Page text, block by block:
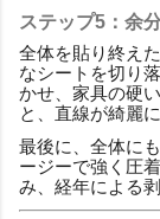
ステップ5：余
全体を貼り終え
なシートを切り
かせ、家具の硬
と、直線が綺麗
最後に、全体に
ージーで強く圧
み、経年による